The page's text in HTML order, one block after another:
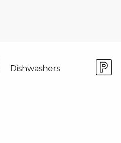
Dishwashers